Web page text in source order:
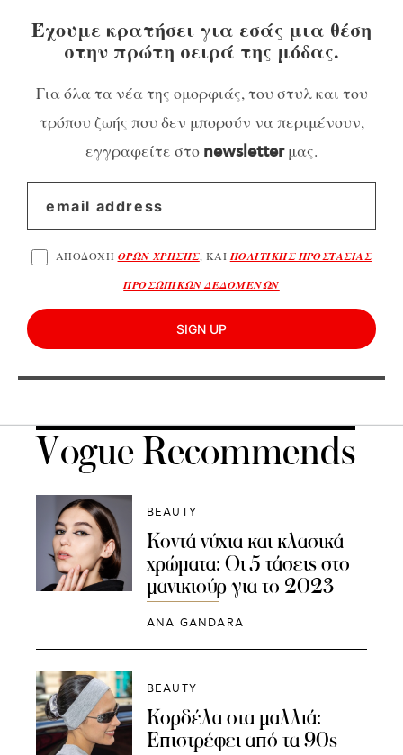
Έχουμε κρατήσει για εσάς μια θέση
στην πρώτη σειρά της μόδας.
Για όλα τα νέα της ομορφιάς, του στυλ και του
τρόπου ζωής που δεν μπορούν να περιμένουν,
εγγραφείτε στο newsletterμας.
ΑΠΟΔΟΧΗ ΟΡΩΝ ΧΡΗΣΗΣ, ΚΑΙ ΠΟΛΙΤΙΚΗΣ ΠΡΟΣΤΑΣΙΑΣ
ΠΡΟΣΩΠΙΚΩΝ ΔΕΔΟΜΕΝΩΝ
SIGN UP
Vogue Recommends
BEAUTY
Κοντά νύχια και κλασικά
χρώματα: Οι 5 τάσεις στο
μανικιούρ για το 2023
ANA GANDARA
BEAUTY
Κορδέλα στα μαλλιά:
Επιστρέφει από τα 90s